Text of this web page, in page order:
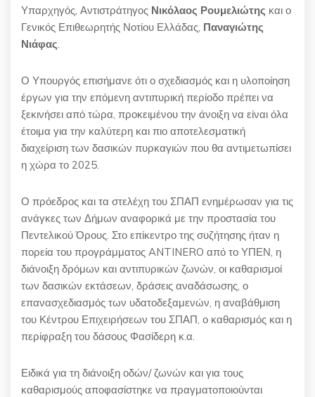
Υπαρχηγός, Αντιστράτηγος Νικόλαος Ρουμελιώτης και ο
Γενικός Επιθεωρητής Νοτίου Ελλάδας, Παναγιώτης
Νιάφας.
Ο Υπουργός επισήμανε ότι ο σχεδιασμός και η υλοποίηση
έργων για την επόμενη αντιπυρική περίοδο πρέπει να
ξεκινήσει από τώρα, προκειμένου την άνοιξη να είναι όλα
έτοιμα για την καλύτερη και πιο αποτελεσματική
διαχείριση των δασικών πυρκαγιών που θα αντιμετωπίσει
η χώρα το 2025.
Ο πρόεδρος και τα στελέχη του ΣΠΑΠ ενημέρωσαν για τις
ανάγκες των Δήμων αναφορικά με την προστασία του
Πεντελικού Όρους. Στο επίκεντρο της συζήτησης ήταν η
πορεία του προγράμματος ANTINERO από το ΥΠΕΝ, η
διάνοιξη δρόμων και αντιπυρικών ζωνών, οι καθαρισμοί
των δασικών εκτάσεων, δράσεις αναδάσωσης, ο
επανασχεδιασμός των υδατοδεξαμενών, η αναβάθμιση
του Κέντρου Επιχειρήσεων του ΣΠΑΠ, ο καθαρισμός και η
περίφραξη του δάσους Φασίδερη κ.α.
Ειδικά για τη διάνοιξη οδών/ ζωνών και για τους
καθαρισμούς αποφασίστηκε να πραγματοποιούνται